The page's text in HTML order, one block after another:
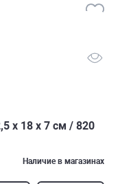
х 18 х 7 см / 820
Наличие в магазинах